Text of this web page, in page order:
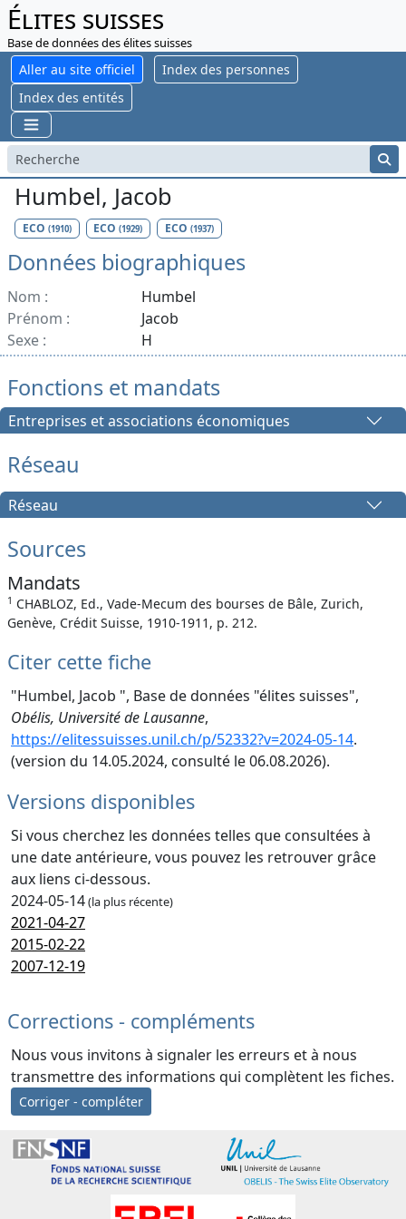
Élites suisses
Base de données des élites suisses
Aller au site officiel
Index des personnes
Index des entités
Humbel, Jacob
ECO (1910) ECO(1929) ECO (1937)
Données biographiques
Nom :
Humbel
Prénom :
Jacob
Sexe :
H
Fonctions et mandats
Entreprises et associations économiques
Réseau
Réseau
Sources
Mandats
1 CHABLOZ, Ed., Vade-Mecum des bourses de Bâle, Zurich,
Genève, Crédit Suisse, 1910-1911, p. 212.
Citer cette fiche
"Humbel, Jacob ", Base de données "élites suisses",
Obélis, Université de Lausanne,
https://elitessuisses.unil.ch/p/52332?v=2024-05-14.
(version du 14.05.2024, consulté le 06.08.2026).
Versions disponibles
Si vous cherchez les données telles que consultées à
une date antérieure, vous pouvez les retrouver grâce
aux liens ci-dessous.
2024-05-14(la plus récente)
2021-04-27
2015-02-22
2007-12-19
Corrections - compléments
Nous vous invitons à signaler les erreurs et à nous
transmettre des informations qui complètent les fiches.
Corriger - compléter